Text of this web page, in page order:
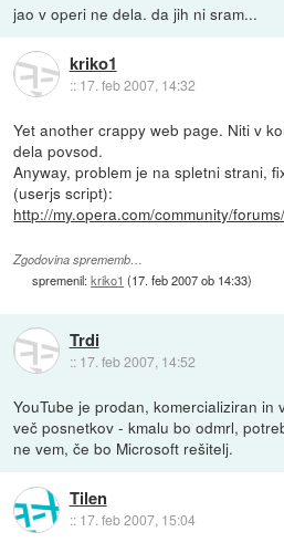
jao v operi ne dela. da jih ni sram...
kriko1
:: 17. feb 2007, 14:32
Yet another crappy web page. Niti v
dela povsod.
Anyway, problem je na spletni strani,
(userjs script):
http://my.opera.com/community/
Zgodovina sprememb…
spremenil:kriko1 (17. feb 2007 ob 14:33)
Trdi
:: 17. feb 2007, 14:52
YouTube je prodan, komercializiran in
več posnetkov - kmalu bo odmrl,
ne vem, če bo Microsoft rešitelj.
Tilen
:: 17. feb 2007, 15:04